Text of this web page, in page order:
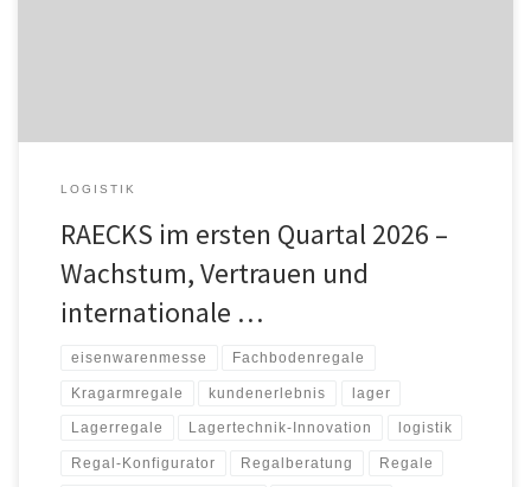
LOGISTIK
RAECKS im ersten Quartal 2026 –
Wachstum, Vertrauen und
internationale …
eisenwarenmesse Fachbodenregale
Kragarmregale kundenerlebnis lager
Lagerregale Lagertechnik-Innovation logistik
Regal-Konfigurator Regalberatung Regale